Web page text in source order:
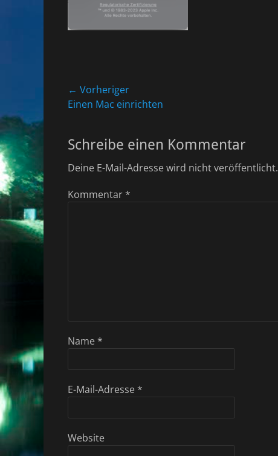
Beitragsnavigation
← Vorheriger
Vorheriger
Einen Mac einrichten
Schreibe einen Kommentar
Deine E-Mail-Adresse wird nicht veröffentlicht.
Kommentar *
Name *
E-Mail-Adresse *
Website